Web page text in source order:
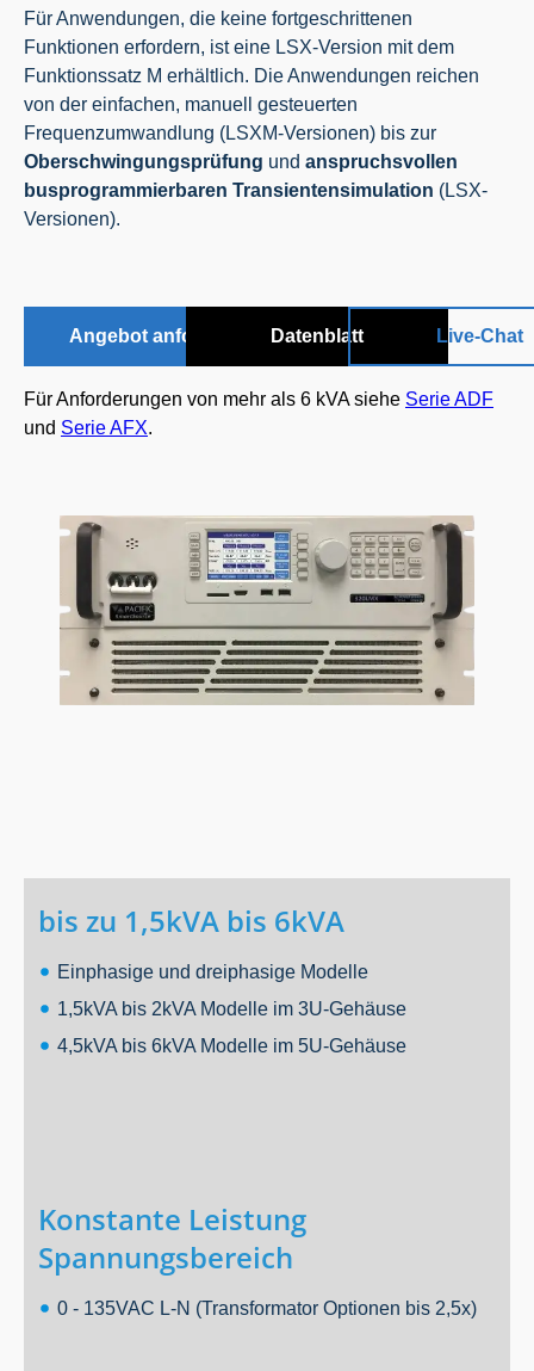
Für Anwendungen, die keine fortgeschrittenen
Funktionen erfordern, ist eine LSX-Version mit dem
Funktionssatz M erhältlich. Die Anwendungen reichen
von der einfachen, manuell gesteuerten
Frequenzumwandlung (LSXM-Versionen) bis zur
Oberschwingungsprüfung und anspruchsvollen
busprogrammierbaren Transientensimulation (LSX-
Versionen).
Angebot anfordern Datenblatt Live-Chat
Für Anforderungen von mehr als 6 kVA siehe Serie ADF
und Serie AFX.
bis zu 1,5kVA bis 6kVA
Einphasige und dreiphasige Modelle
1,5kVA bis 2kVA Modelle im 3U-Gehäuse
4,5kVA bis 6kVA Modelle im 5U-Gehäuse
Konstante Leistung
Spannungsbereich
0 - 135VAC L-N (Transformator Optionen bis 2,5x)